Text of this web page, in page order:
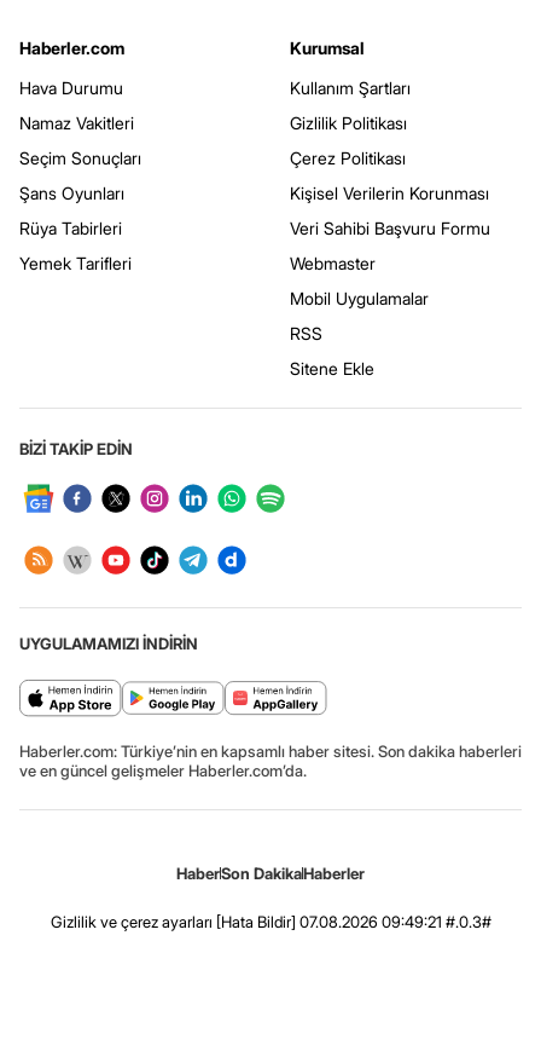
Haberler.com
Hava Durumu
Namaz Vakitleri
Seçim Sonuçları
Şans Oyunları
Rüya Tabirleri
Yemek Tarifleri
Kurumsal
Kullanım Şartları
Gizlilik Politikası
Çerez Politikası
Kişisel Verilerin Korunması
Veri Sahibi Başvuru Formu
Webmaster
Mobil Uygulamalar
RSS
Sitene Ekle
BİZİ TAKİP EDİN
UYGULAMAMIZI İNDİRİN
Haberler.com: Türkiye’nin en kapsamlı haber sitesi. Son dakika haberleri
ve en güncel gelişmeler Haberler.com’da.
HaberSon DakikaHaberler
Gizlilik ve çerez ayarları [Hata Bildir] 07.08.2026 09:49:21 #.0.3#